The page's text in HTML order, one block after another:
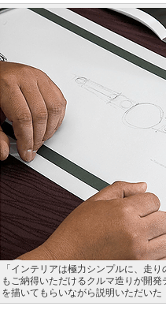
「インテリアは極力シンプルに、走
もご納得いただけるクルマ造りが開
を描いてもらいながら説明いただいた